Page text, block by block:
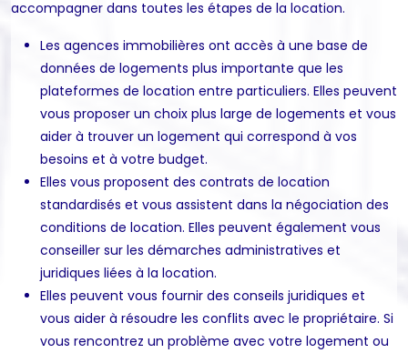
accompagner dans toutes les étapes de la location.
Les agences immobilières ont accès à une base de
données de logements plus importante que les
plateformes de location entre particuliers. Elles peuvent
vous proposer un choix plus large de logements et vous
aider à trouver un logement qui correspond à vos
besoins et à votre budget.
Elles vous proposent des contrats de location
standardisés et vous assistent dans la négociation des
conditions de location. Elles peuvent également vous
conseiller sur les démarches administratives et
juridiques liées à la location.
Elles peuvent vous fournir des conseils juridiques et
vous aider à résoudre les conflits avec le propriétaire. Si
vous rencontrez un problème avec votre logement ou